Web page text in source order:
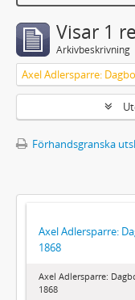
Visar 1
Arkivbeskrivning
Axel Adlersparre:
Förhandsgranska
Axel Adlersparre:
1868
Axel Adlersparre:
1868